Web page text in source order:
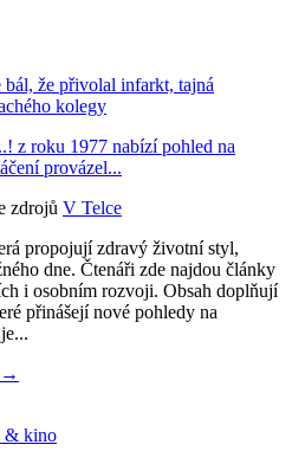
bál, že přivolal infarkt, tajná
kolegy
z roku 1977 nabízí pohled na
provázel...
zdrojů V Telce
propojují zdravý životní styl,
dne. Čtenáři zde najdou články
i osobním rozvoji. Obsah doplňují
přinášejí nové pohledy na
→
& kino